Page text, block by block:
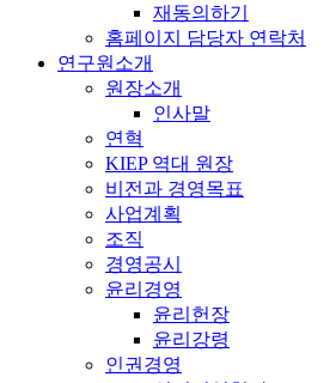
재동의하기
홈페이지 담당자 연락처
연구원소개
원장소개
인사말
연혁
KIEP 역대 원장
비전과 경영목표
사업계획
조직
경영공시
윤리경영
윤리헌장
윤리강령
인권경영